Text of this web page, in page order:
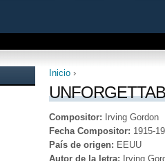
Se encuentra
Inicio ›
Compositor: Irving Gordon
Fecha Compositor: 1915-
País de origen: EEUU
Autor de la letra: Irving